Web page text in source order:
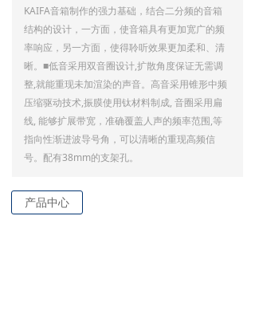
KAIFA音箱制作的强力基础，结合二分频的音箱
结构的设计，一方面，使音箱具有更加宽广的频
率响应，另一方面，使得聆听效果更加柔和、清
晰。■低音采用双音圈设计,扩散角度保证无需调
整,就能重现未加渲染的声音。高音采用锥形中频
压缩驱动技术,振膜使用钛材料制成, 音圈采用扁
线, 能够扩展带宽，准确覆盖人声的频率范围,等
指向性渐进波导号角，可以清晰的重现高频信
号。配有38mm的支架孔。
产品中心